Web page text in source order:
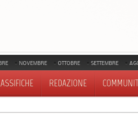
NOVEMBRE OTTOBRE SETTEMBRE
REDAZIONE